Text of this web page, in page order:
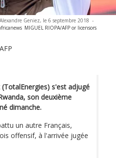
Alexandre Geniez, le 6 septembre 2018 -
MIGUEL RIOPA/AFP or licensors
s'est adjugé
son deuxième
dimanche.
un autre Français,
offensif, à l'arrivée jugée